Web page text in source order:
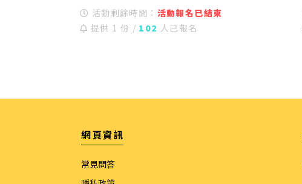
活動剩餘時間： 活動報名已結束
提供 1 份 / 102 人已報名
網頁資訊
常見問答